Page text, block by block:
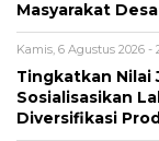
Masyarakat
Kamis, 6 Agustus 2026 -
Tingkatkan Nilai
Sosialisasikan
Diversifikasi